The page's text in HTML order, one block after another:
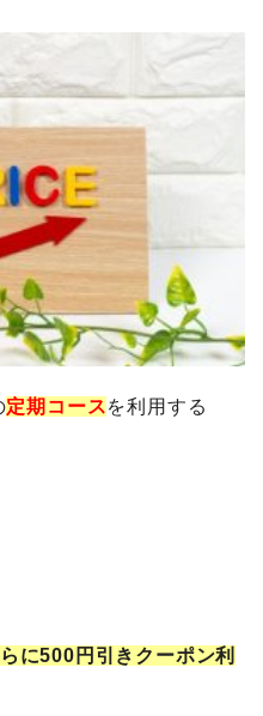
定期コースを利用する
に500円引きクーポン利